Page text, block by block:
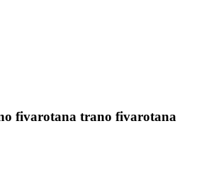
fivarotana trano fivarotana